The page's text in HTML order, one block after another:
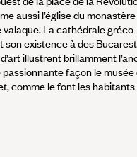
aussi l’église du
valaque. La cathédrale
existence à des
illustrent brillamment
façon le musée
comme le font les